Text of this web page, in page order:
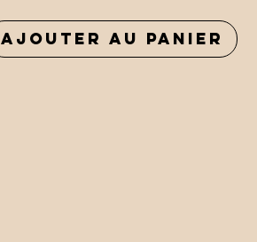
Ajouter au panier